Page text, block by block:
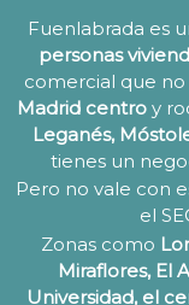
Fuenlabrada es
personas
comercial que no
Madrid centroy
Leganés,
tienes un
Pero no vale con
el
Zonas como
Miraflores, El
Universidad, el